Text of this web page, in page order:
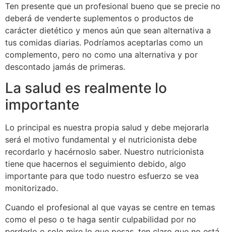
Ten presente que un profesional bueno que se precie no
deberá de venderte suplementos o productos de
carácter dietético y menos aún que sean alternativa a
tus comidas diarias. Podríamos aceptarlas como un
complemento, pero no como una alternativa y por
descontado jamás de primeras.
La salud es realmente lo
importante
Lo principal es nuestra propia salud y debe mejorarla
será el motivo fundamental y el nutricionista debe
recordarlo y hacérnoslo saber. Nuestro nutricionista
tiene que hacernos el seguimiento debido, algo
importante para que todo nuestro esfuerzo se vea
monitorizado.
Cuando el profesional al que vayas se centre en temas
como el peso o te haga sentir culpabilidad por no